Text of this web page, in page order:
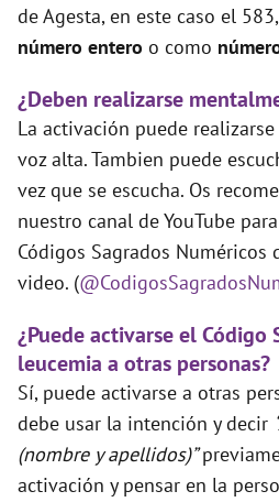
de Agesta, en este caso el
número entero o como
¿Deben realizarse
La activación puede
voz alta. Tambien puede
vez que se escucha. Os
nuestro canal de YouTube
Códigos Sagrados Numéricos
video. (
¿Puede activarse el Código
leucemia a otras personas?
Sí, puede activarse a otras
debe usar la intención y decir
(nombre y apellidos)”
activación y pensar en la